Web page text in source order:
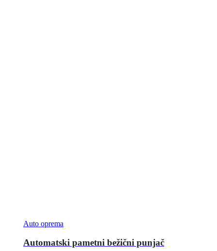
Auto oprema
Automatski pametni bežični punjač